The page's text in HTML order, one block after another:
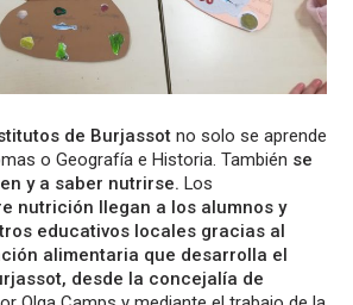
de Burjassot no solo se aprende
o Geografía e Historia. También se
y a saber nutrirse. Los
nutrición llegan a los alumnos y
educativos locales gracias al
alimentaria que desarrolla el
desde la concejalía de